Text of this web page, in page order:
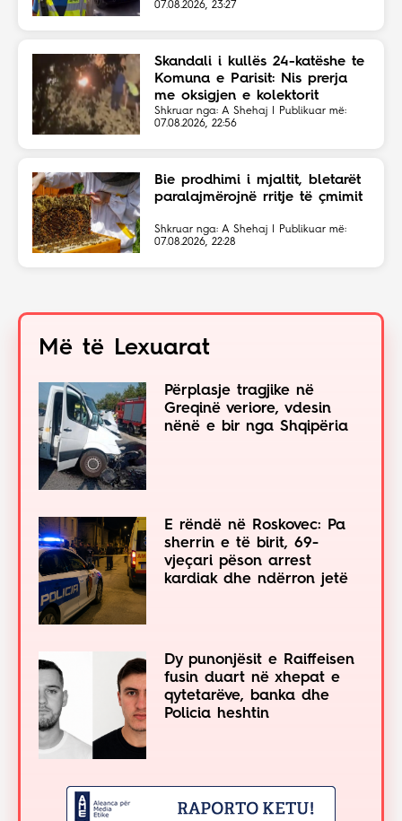
07.08.2026, 23:27
Skandali i kullës 24-katëshe te
Komuna e Parisit: Nis prerja
me oksigjen e kolektorit
magjistral në fshehtësi
Shkruar nga: A Shehaj | Publikuar më:
07.08.2026, 22:56
Bie prodhimi i mjaltit, bletarët
paralajmërojnë rritje të çmimit
Shkruar nga: A Shehaj | Publikuar më:
07.08.2026, 22:28
Më të Lexuarat
Përplasje tragjike në
Greqinë veriore, vdesin
nënë e bir nga Shqipëria
E rëndë në Roskovec: Pa
sherrin e të birit, 69-
vjeçari pëson arrest
kardiak dhe ndërron jetë
Dy punonjësit e Raiffeisen
fusin duart në xhepat e
qytetarëve, banka dhe
Policia heshtin